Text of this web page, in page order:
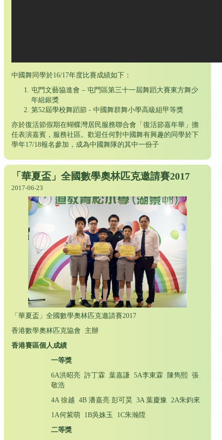
中國舞同學於16/17年度比賽成績如下：
屯門文藝協進會 – 屯門區第三十一屆舞蹈大賽東方舞少
年組銀獎
第52屆學校舞蹈節 - 中國舞群舞小學高級組甲等獎
亦於復活節假期在蝴蝶灣居民服務聯合會「復活節嘉年華」擔
任表演嘉賓，服務社區。歡迎任何對中國舞有興趣的同學於下
學年17/18報名參加，成為中國舞隊的其中一份子
「華夏盃」全國數學奧林匹克邀請賽2017
2017-06-23
「華夏盃」全國數學奧林匹克邀請賽2017
香港數學奧林匹克協會 主辦
香港賽區個人成績
一等獎
6A洪昭亮 許丁霖 葉嘉謙 5A李東霖 陳雋熙 張
敬浩
4A 徐越 4B 潘嘉亮 彭可昊 3A 葉慶豫 2A朱鈞來
1A何紫萌 1B吳姝玉 1C朱瀚陞
二等獎